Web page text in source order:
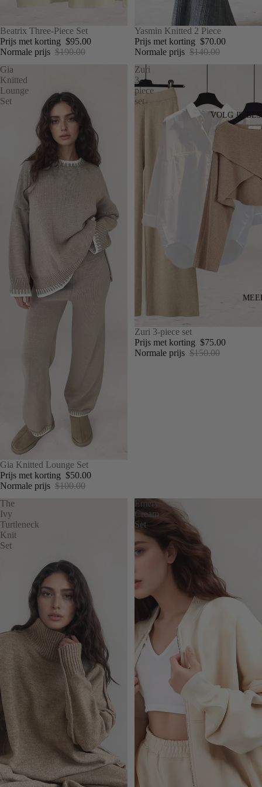
VOLG JE
UITVERKOOP
Beatrix Three-Piece Set
Prijs met korting $95.00
Normale prijs $190.00
UITVERKOOP
Yasmin Knitted 2 Piece
Prijs met korting $70.00
Normale prijs $140.00
Gia
Knitted
Lounge
Set
UITVERKOOP
Gia Knitted Lounge Set
Prijs met korting $50.00
Normale prijs $100.00
Zuri
3-
piece
set
UITVERKOOP
Zuri 3-piece set
Prijs met korting $75.00
Normale prijs $150.00
The
Ivy
Turtleneck
Knit
Set
Emery
Cream
Set